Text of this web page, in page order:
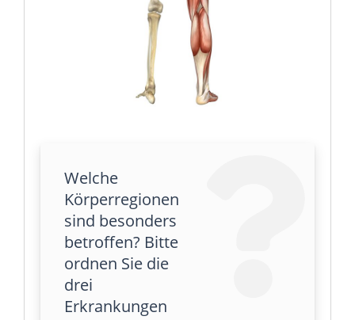
Welche
Körperregionen
sind besonders
betroffen? Bitte
ordnen Sie die
drei
Erkrankungen